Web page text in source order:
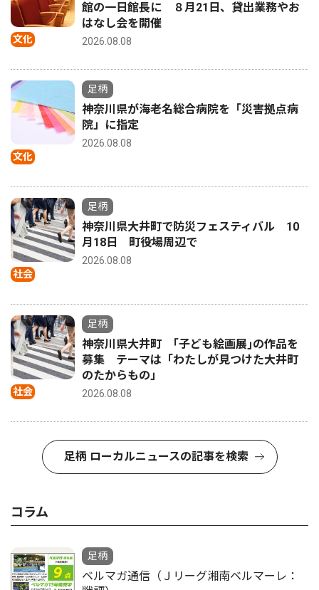
文化
館の一日館長に ８月21日、貸出業務やお
はなし会を開催
2026.08.08
文化
足柄
神奈川県が海老名総合病院を「災害拠点病
院」に指定
2026.08.08
社会
足柄
神奈川県大井町で防災フェスティバル 10
月18日 町役場周辺で
2026.08.08
社会
足柄
神奈川県大井町 ｢子ども絵画展｣の作品を
募集 テーマは「わたしが見つけた大井町
のたからもの」
2026.08.08
足柄 ローカルニュースの記事を検索
コラム
足柄
ベルマガ通信（Ｊリーグ湘南ベルマーレ：